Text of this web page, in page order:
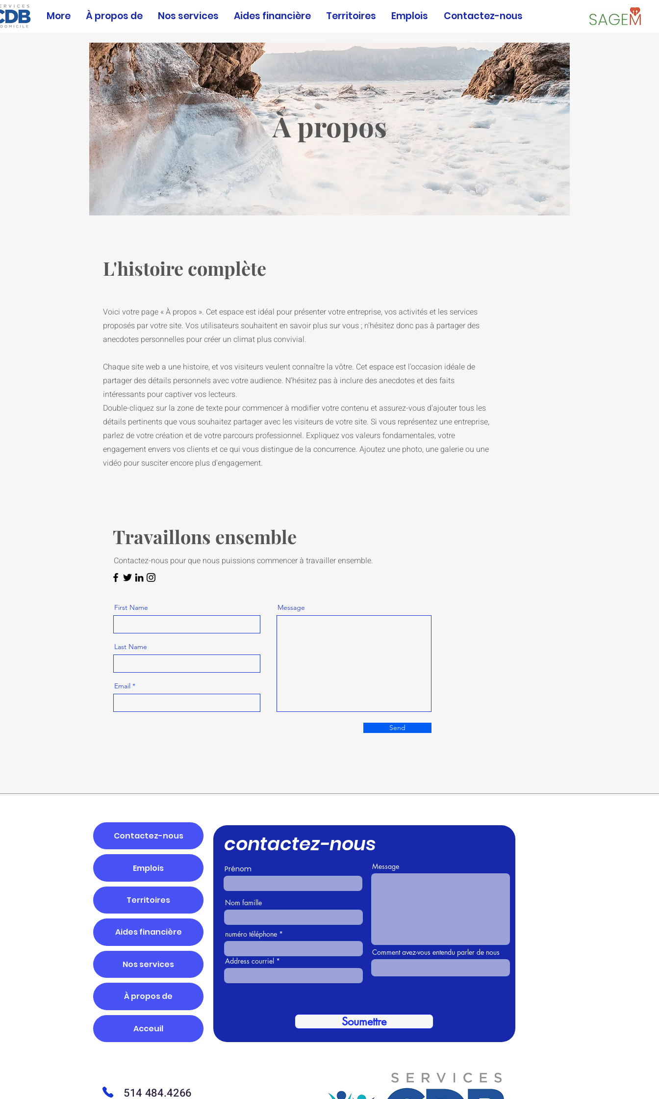
Contactez-nous
Emplois
Territoires
Aides financière
Nos services
À propos de
More
À propos
L'histoire complète
Voici votre page « À propos ». Cet espace est idéal pour présenter votre entreprise, vos activités et les services
proposés par votre site. Vos utilisateurs souhaitent en savoir plus sur vous ; n'hésitez donc pas à partager des
anecdotes personnelles pour créer un climat plus convivial.
Chaque site web a une histoire, et vos visiteurs veulent connaître la vôtre. Cet espace est l'occasion idéale de
partager des détails personnels avec votre audience. N'hésitez pas à inclure des anecdotes et des faits
intéressants pour captiver vos lecteurs.
Double-cliquez sur la zone de texte pour commencer à modifier votre contenu et assurez-vous d'ajouter tous les
détails pertinents que vous souhaitez partager avec les visiteurs de votre site. Si vous représentez une entreprise,
parlez de votre création et de votre parcours professionnel. Expliquez vos valeurs fondamentales, votre
engagement envers vos clients et ce qui vous distingue de la concurrence. Ajoutez une photo, une galerie ou une
vidéo pour susciter encore plus d'engagement.
Travaillons ensemble
Contactez-nous pour que nous puissions commencer à travailler ensemble.
First Name
Last Name
Email
Message
Send
Contactez-nous
Emplois
Territoires
Aides financière
Nos services
À propos de
Acceuil
contactez-nous
Prénom
Nom famille
numéro téléphone
Address courriel
Message
Comment avez-vous entendu parler de nous
Soumettre
514 484.4266